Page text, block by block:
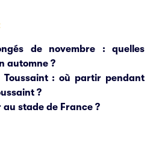
de novembre : quelles
automne ?
Toussaint : où partir pendant
?
stade de France ?